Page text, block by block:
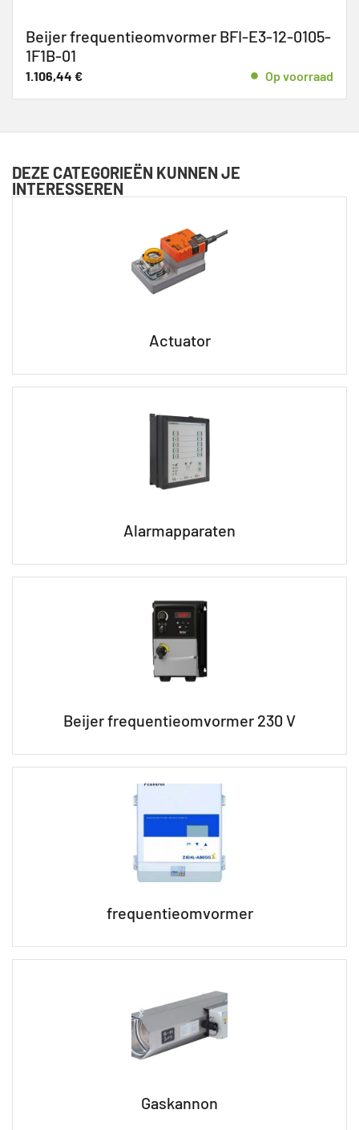
Beijer frequentieomvormer BFI-E3-12-0105-
1F1B-01
1.106,44 € Op voorraad
DEZE CATEGORIEËN KUNNEN JE
INTERESSEREN
Actuator
Alarmapparaten
Beijer frequentieomvormer 230 V
frequentieomvormer
Gaskannon